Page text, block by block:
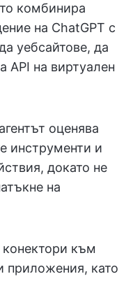
комбинира
на ChatGPT с
уебсайтове, да
API на виртуален
оценява
инструменти и
докато не
на
към
приложения, като